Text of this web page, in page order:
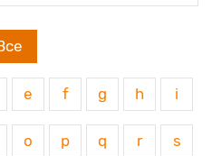
e f g h i
o p q r s